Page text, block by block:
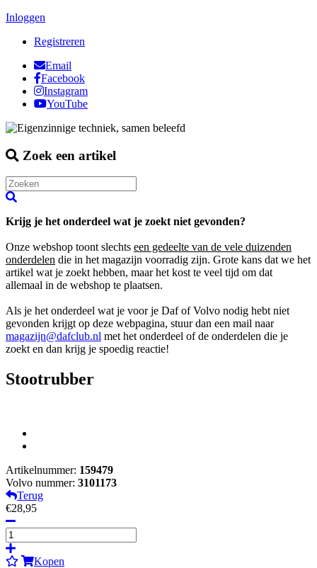
Inloggen
Registreren
Email
Facebook
Instagram
YouTube
Zoek een artikel
Krijg je het onderdeel wat je zoekt niet gevonden?
Onze webshop toont slechts een gedeelte van de vele duizenden
onderdelen die in het magazijn voorradig zijn. Grote kans dat we het
artikel wat je zoekt hebben, maar het kost te veel tijd om dat
allemaal in de webshop te plaatsen.
Als je het onderdeel wat je voor je Daf of Volvo nodig hebt niet
gevonden krijgt op deze webpagina, stuur dan een mail naar
magazijn@dafclub.nl met het onderdeel of de onderdelen die je
zoekt en dan krijg je spoedig reactie!
Stootrubber
Artikelnummer: 159479
Volvo nummer: 3101173
Terug
€28,95
Kopen